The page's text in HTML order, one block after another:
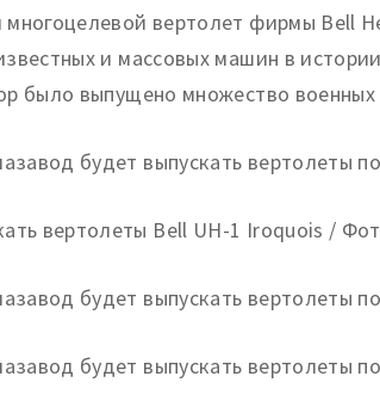
вертолет фирмы Bell
и массовых машин в
было выпущено множество
вертолеты Bell UH-1 Iroquois /